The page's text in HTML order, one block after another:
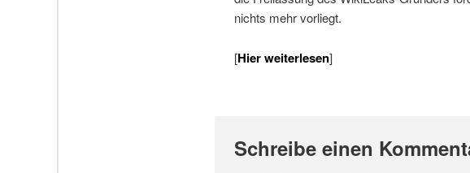
nichts mehr vorliegt.
[Hier weiterlesen]
Schreibe einen